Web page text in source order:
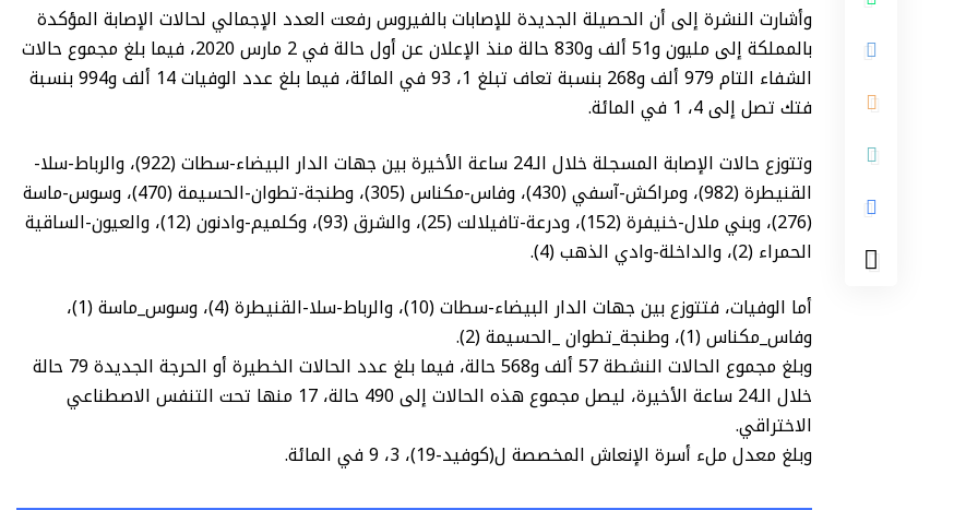
وأشارت النشرة إلى أن الحصيلة الجديدة للإصابات بالفيروس رفعت العدد الإجمالي لحالات الإصابة المؤكدة
بالمملكة إلى مليون و51 ألف و830 حالة منذ الإعلان عن أول حالة في 2 مارس 2020، فيما بلغ مجموع حالات
الشفاء التام 979 ألف و268 بنسبة تعاف تبلغ 1، 93 في المائة، فيما بلغ عدد الوفيات 14 ألف و994 بنسبة
فتك تصل إلى 4، 1 في المائة.
وتتوزع حالات الإصابة المسجلة خلال الـ24 ساعة الأخيرة بين جهات الدار البيضاء-سطات (922)، والرباط-سلا-
القنيطرة (982)، ومراكش-آسفي (430)، وفاس-مكناس (305)، وطنجة-تطوان-الحسيمة (470)، وسوس-ماسة
(276)، وبني ملال-خنيفرة (152)، ودرعة-تافيلالت (25)، والشرق (93)، وكلميم-وادنون (12)، والعيون-الساقية
الحمراء (2)، والداخلة-وادي الذهب (4).
أما الوفيات، فتتوزع بين جهات الدار البيضاء-سطات (10)، والرباط-سلا-القنيطرة (4)، وسوس_ماسة (1)،
وفاس_مكناس (1)، وطنجة_تطوان _الحسيمة (2).
وبلغ مجموع الحالات النشطة 57 ألف و568 حالة، فيما بلغ عدد الحالات الخطيرة أو الحرجة الجديدة 79 حالة
خلال الـ24 ساعة الأخيرة، ليصل مجموع هذه الحالات إلى 490 حالة، 17 منها تحت التنفس الاصطناعي
الاختراقي.
وبلغ معدل ملء أسرة الإنعاش المخصصة ل(كوفيد-19)، 3، 9 في المائة.